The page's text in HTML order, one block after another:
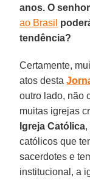
anos. O
ao Brasil
tendência?
Certamente,
atos desta
outro lado, não
muitas igrejas
Igreja Católica,
católicos que
sacerdotes e
institucional, a